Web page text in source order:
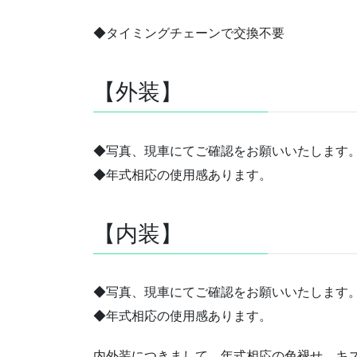
◆タイミングチェーンで交換不要
【外装】
◆写真、現車にてご確認をお願いいたします。
◆年式相応の使用感あります。
【内装】
◆写真、現車にてご確認をお願いいたします。
◆年式相応の使用感あります。